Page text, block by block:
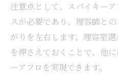
ホットペッパービ
較する方法
理容室の技術力が
影響
注意点として、スパイキー
スが必要であり、理容師と
がりを左右します。理容室
を押さえておくことで、他
ーアフロを実現できます。